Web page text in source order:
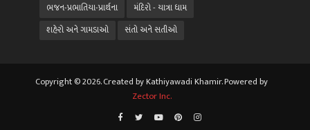
ભજન-પ્રભાતિયા-પ્રાર્થના
મંદિરો - યાત્રા ધામ
શહેરો અને ગામડાઓ
સંતો અને સતીઓ
Copyright © 2026. Created by Kathiyawadi Khamir. Powered by
Zector Inc.